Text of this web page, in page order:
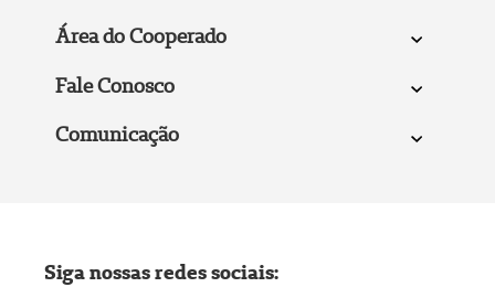
Área do Cooperado
Fale Conosco
Comunicação
Siga nossas redes sociais: